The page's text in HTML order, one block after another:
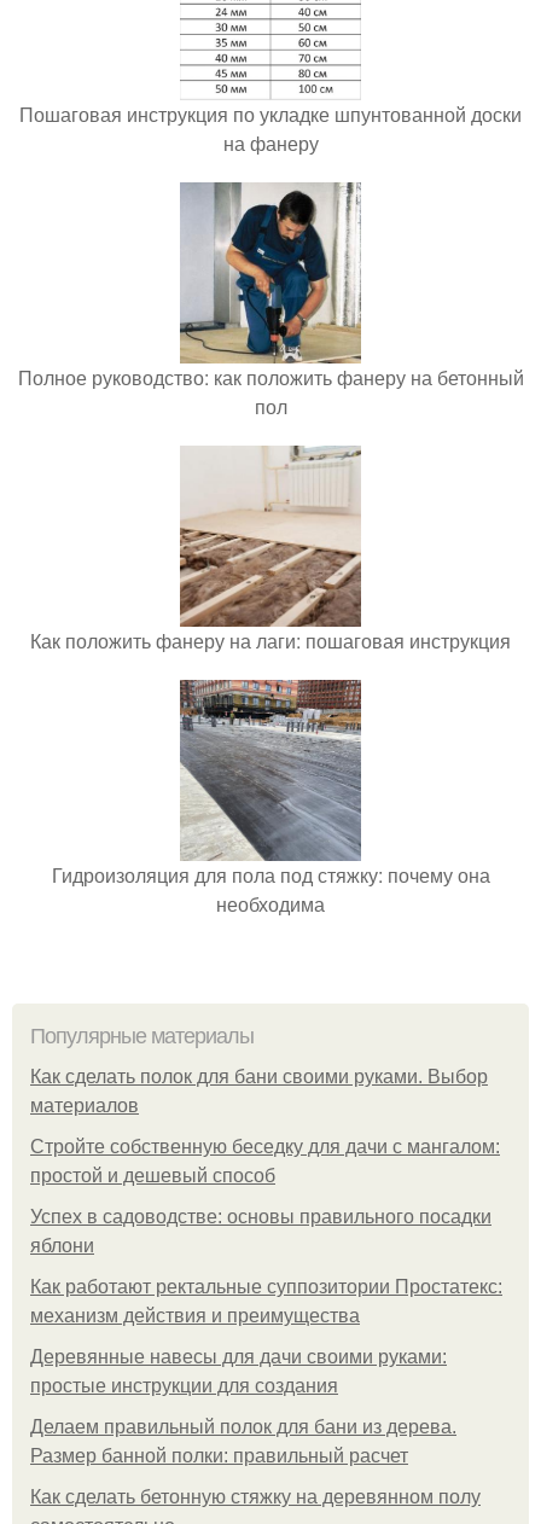
Пошаговая инструкция по укладке шпунтованной доски
на фанеру
Полное руководство: как положить фанеру на бетонный
пол
Как положить фанеру на лаги: пошаговая инструкция
Гидроизоляция для пола под стяжку: почему она
необходима
Популярные материалы
Как сделать полок для бани своими руками. Выбор
материалов
Стройте собственную беседку для дачи с мангалом:
простой и дешевый способ
Успех в садоводстве: основы правильного посадки
яблони
Как работают ректальные суппозитории Простатекс:
механизм действия и преимущества
Деревянные навесы для дачи своими руками:
простые инструкции для создания
Делаем правильный полок для бани из дерева.
Размер банной полки: правильный расчет
Как сделать бетонную стяжку на деревянном полу